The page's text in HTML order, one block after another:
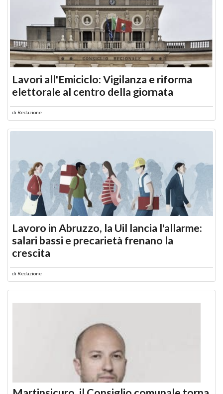
Lavori all'Emiciclo: Vigilanza e riforma
elettorale al centro della giornata
di Redazione
Lavoro in Abruzzo, la Uil lancia l'allarme:
salari bassi e precarietà frenano la
crescita
di Redazione